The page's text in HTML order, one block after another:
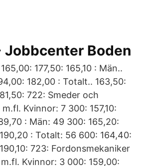
Jobbcenter Boden
177,50: 165,10 : Män..
182,00 : Totalt.. 163,50:
722: Smeder och
Kvinnor: 7 300: 157,10:
: Män: 49 300: 165,20:
: Totalt: 56 600: 164,40:
723: Fordonsmekaniker
Kvinnor: 3 000: 159,00: